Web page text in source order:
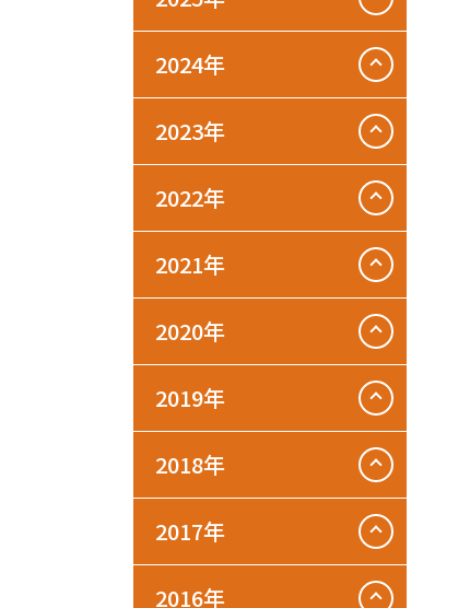
2024年
2023年
2022年
2021年
2020年
2019年
2018年
2017年
2016年